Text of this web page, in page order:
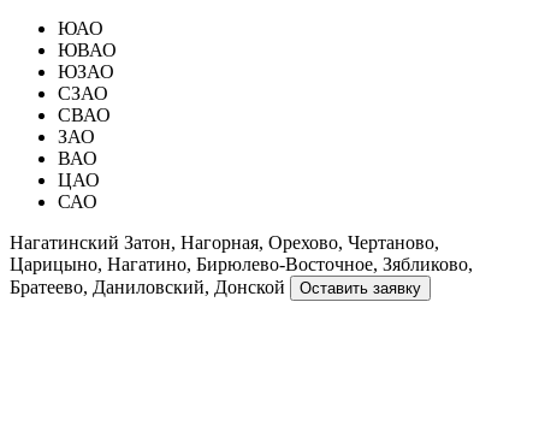
ЮАО
ЮВАО
ЮЗАО
СЗАО
СВАО
ЗАО
ВАО
ЦАО
САО
Нагатинский Затон, Нагорная, Орехово, Чертаново,
Царицыно, Нагатино, Бирюлево-Восточное, Зябликово,
Братеево, Даниловский, Донской
Оставить заявку